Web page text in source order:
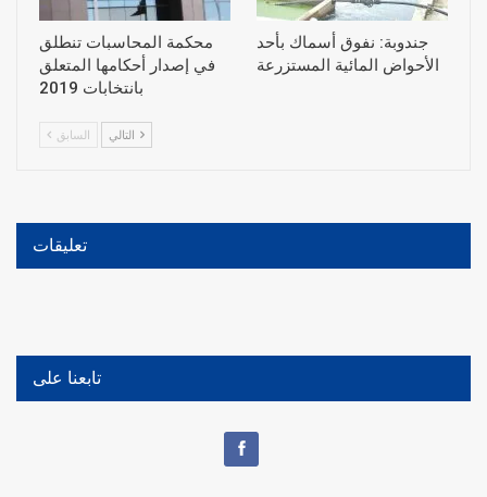
محكمة المحاسبات تنطلق
في إصدار أحكامها المتعلق
بانتخابات 2019
جندوبة: نفوق أسماك بأحد
الأحواض المائية المستزرعة
السابق
تعليقات
تابعنا على